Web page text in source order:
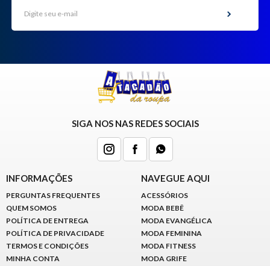
SIGA NOS NAS REDES SOCIAIS
INFORMAÇÕES
PERGUNTAS FREQUENTES
QUEM SOMOS
POLÍTICA DE ENTREGA
POLÍTICA DE PRIVACIDADE
TERMOS E CONDIÇÕES
MINHA CONTA
NAVEGUE AQUI
ACESSÓRIOS
MODA BEBÊ
MODA EVANGÉLICA
MODA FEMININA
MODA FITNESS
MODA GRIFE